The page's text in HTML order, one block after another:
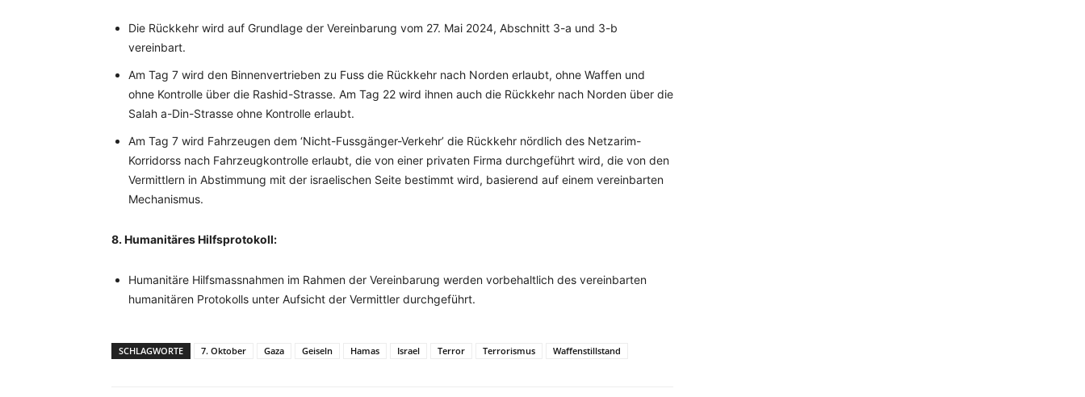
Die Rückkehr wird auf Grundlage der Vereinbarung vom 27. Mai 2024, Abschnitt 3-a und 3-b
vereinbart.
Am Tag 7 wird den Binnenvertrieben zu Fuss die Rückkehr nach Norden erlaubt, ohne Waffen und
ohne Kontrolle über die Rashid-Strasse. Am Tag 22 wird ihnen auch die Rückkehr nach Norden über die
Salah a-Din-Strasse ohne Kontrolle erlaubt.
Am Tag 7 wird Fahrzeugen dem ‘Nicht-Fussgänger-Verkehr’ die Rückkehr nördlich des Netzarim-
Korridorss nach Fahrzeugkontrolle erlaubt, die von einer privaten Firma durchgeführt wird, die von den
Vermittlern in Abstimmung mit der israelischen Seite bestimmt wird, basierend auf einem vereinbarten
Mechanismus.
8. Humanitäres Hilfsprotokoll:
Humanitäre Hilfsmassnahmen im Rahmen der Vereinbarung werden vorbehaltlich des vereinbarten
humanitären Protokolls unter Aufsicht der Vermittler durchgeführt.
SCHLAGWORTE 7. Oktober Gaza Geiseln Hamas Israel Terror Terrorismus Waffenstillstand